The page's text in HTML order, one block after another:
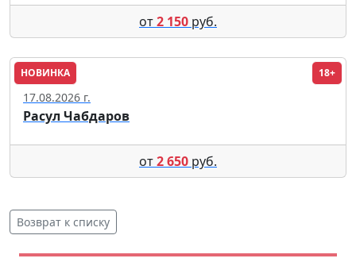
от2 150 руб.
НОВИНКА 18+
Москва
17.08.2026 г.
Расул Чабдаров
от2 650 руб.
Возврат к списку